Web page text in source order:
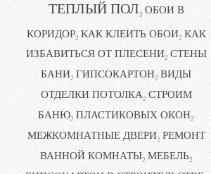
ТЕПЛЫЙ ПОЛ3 ОБОИ В
КОРИДОР2 КАК КЛЕИТЬ ОБОИ2 КАК
ИЗБАВИТЬСЯ ОТ ПЛЕСЕНИ2 СТЕНЫ
БАНИ2 ГИПСОКАРТОН2 ВИДЫ
ОТДЕЛКИ ПОТОЛКА2 СТРОИМ
БАНЮ2 ПЛАСТИКОВЫХ ОКОН2
МЕЖКОМНАТНЫЕ ДВЕРИ2 РЕМОНТ
ВАННОЙ КОМНАТЫ2 МЕБЕЛЬ2